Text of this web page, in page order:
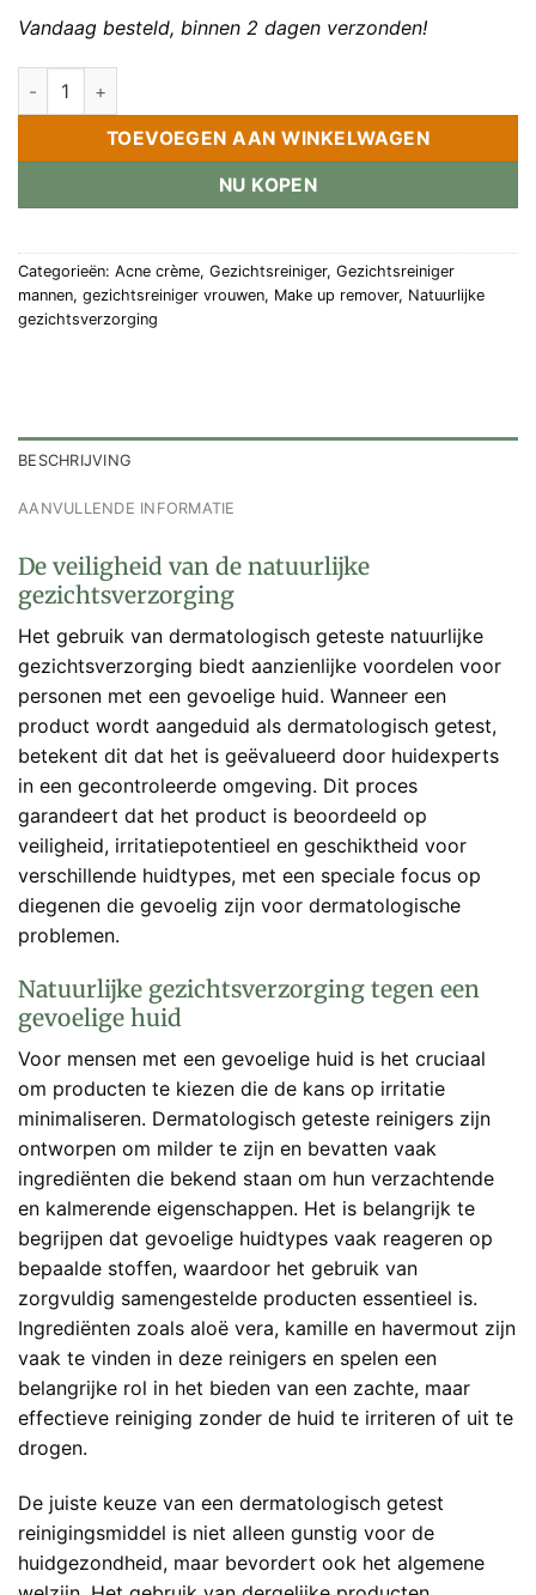
Vandaag besteld, binnen 2 dagen verzonden!
2 in 1 huidreiniger aantal
TOEVOEGEN AAN WINKELWAGEN
NU KOPEN
Categorieën: Acne crème, Gezichtsreiniger, Gezichtsreiniger
mannen, gezichtsreiniger vrouwen, Make up remover, Natuurlijke
gezichtsverzorging
BESCHRIJVING
AANVULLENDE INFORMATIE
De veiligheid van de natuurlijke
gezichtsverzorging
Het gebruik van dermatologisch geteste natuurlijke
gezichtsverzorging biedt aanzienlijke voordelen voor
personen met een gevoelige huid. Wanneer een
product wordt aangeduid als dermatologisch getest,
betekent dit dat het is geëvalueerd door huidexperts
in een gecontroleerde omgeving. Dit proces
garandeert dat het product is beoordeeld op
veiligheid, irritatiepotentieel en geschiktheid voor
verschillende huidtypes, met een speciale focus op
diegenen die gevoelig zijn voor dermatologische
problemen.
Natuurlijke gezichtsverzorging tegen een
gevoelige huid
Voor mensen met een gevoelige huid is het cruciaal
om producten te kiezen die de kans op irritatie
minimaliseren. Dermatologisch geteste reinigers zijn
ontworpen om milder te zijn en bevatten vaak
ingrediënten die bekend staan om hun verzachtende
en kalmerende eigenschappen. Het is belangrijk te
begrijpen dat gevoelige huidtypes vaak reageren op
bepaalde stoffen, waardoor het gebruik van
zorgvuldig samengestelde producten essentieel is.
Ingrediënten zoals aloë vera, kamille en havermout zijn
vaak te vinden in deze reinigers en spelen een
belangrijke rol in het bieden van een zachte, maar
effectieve reiniging zonder de huid te irriteren of uit te
drogen.
De juiste keuze van een dermatologisch getest
reinigingsmiddel is niet alleen gunstig voor de
huidgezondheid, maar bevordert ook het algemene